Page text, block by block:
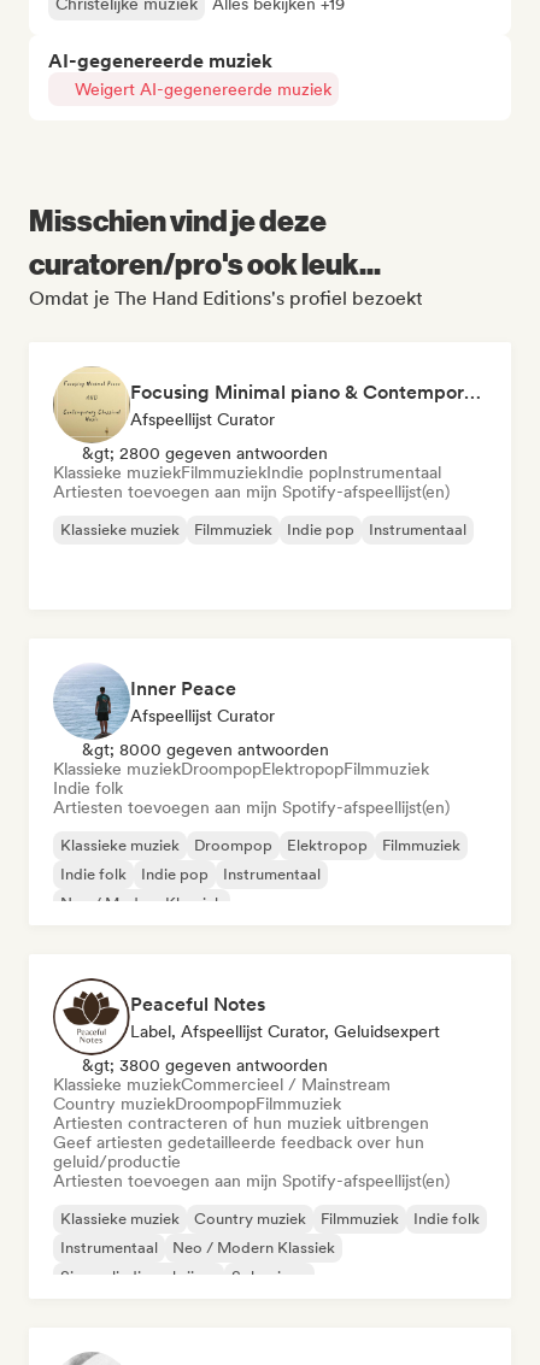
AI-gegenereerde muziek
Weigert AI-gegenereerde muziek
Misschien vind je deze
curatoren/pro's ook leuk...
Omdat je The Hand Editions's profiel bezoekt
Focusing Minimal piano & Contemporary classical music
Afspeellijst Curator
&gt; 2800 gegeven antwoorden
Klassieke muziekFilmmuziekIndie popInstrumentaal
Artiesten toevoegen aan mijn Spotify-afspeellijst(en)
Klassieke muziek Filmmuziek Indie pop Instrumentaal
Inner Peace
Afspeellijst Curator
&gt; 8000 gegeven antwoorden
Klassieke muziekDroompopElektropopFilmmuziek
Indie folk
Artiesten toevoegen aan mijn Spotify-afspeellijst(en)
Klassieke muziek Droompop Elektropop
Filmmuziek
Indie folk
Indie pop
Instrumentaal
Neo / Modern Klassiek
Peaceful Notes
Label, Afspeellijst Curator, Geluidsexpert
&gt; 3800 gegeven antwoorden
Klassieke muziekCommercieel / Mainstream
Country muziekDroompopFilmmuziek
Artiesten contracteren of hun muziek uitbrengen
Geef artiesten gedetailleerde feedback over hun
geluid/productie
Artiesten toevoegen aan mijn Spotify-afspeellijst(en)
Klassieke muziek Country muziek Filmmuziek
Indie folk
Instrumentaal
Neo / Modern Klassiek
Singer-liedjesschrijver
Solo piano